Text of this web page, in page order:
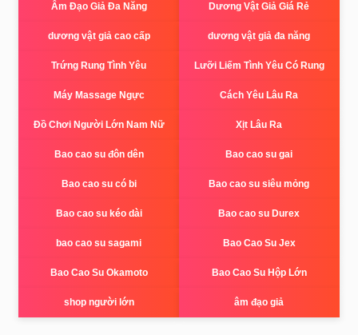
Âm Đạo Giả Đa Năng Dương Vật Giả Giá Rẻ
dương vật giả cao cấp dương vật giả đa năng
Trứng Rung Tình Yêu Lưỡi Liếm Tình Yêu Có Rung
Máy Massage Ngực Cách Yêu Lâu Ra
Đồ Chơi Người Lớn Nam Nữ Xịt Lâu Ra
Bao cao su đôn dên Bao cao su gai
Bao cao su có bi Bao cao su siêu mỏng
Bao cao su kéo dài Bao cao su Durex
bao cao su sagami Bao Cao Su Jex
Bao Cao Su Okamoto Bao Cao Su Hộp Lớn
shop người lớn âm đạo giả